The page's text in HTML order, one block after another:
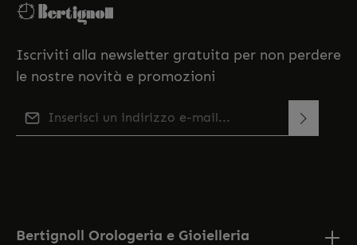
Iscriviti alla newsletter gratuita per non perdere
le nostre novità e promozioni
Indirizzo e-mail*
Bertignoll Orologeria e Gioielleria